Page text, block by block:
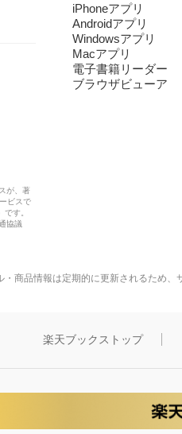
が、著
ビスで
す。
協議
iPhoneアプリ
Androidアプリ
Windowsアプリ
Macアプリ
電子書籍リーダー
ブラウザビューア
・商品情報は定期的に更新されるため、
楽天ブックストップ